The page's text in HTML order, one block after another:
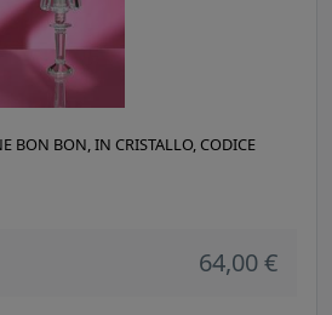
BON BON, IN CRISTALLO, CODICE
64,00 €